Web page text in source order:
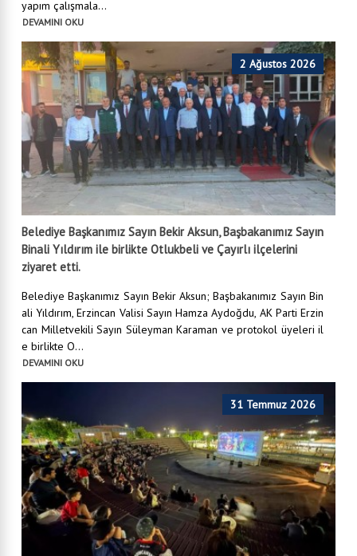
yapım çalışmala...
DEVAMINI OKU
2 Ağustos 2026
Belediye Başkanımız Sayın Bekir Aksun, Başbakanımız Sayın
Binali Yıldırım ile birlikte Otlukbeli ve Çayırlı ilçelerini
ziyaret etti.
Belediye Başkanımız Sayın Bekir Aksun; Başbakanımız Sayın Bin
ali Yıldırım, Erzincan Valisi Sayın Hamza Aydoğdu, AK Parti Erzin
can Milletvekili Sayın Süleyman Karaman ve protokol üyeleri il
e birlikte O...
DEVAMINI OKU
31 Temmuz 2026